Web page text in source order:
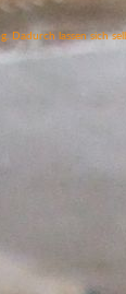
lassen sich